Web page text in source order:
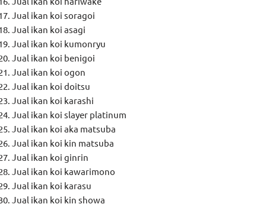
Jual ikan koi soragoi
Jual ikan koi asagi
Jual ikan koi kumonryu
Jual ikan koi benigoi
Jual ikan koi ogon
Jual ikan koi doitsu
Jual ikan koi karashi
Jual ikan koi slayer platinum
Jual ikan koi aka matsuba
Jual ikan koi kin matsuba
Jual ikan koi ginrin
Jual ikan koi kawarimono
Jual ikan koi karasu
Jual ikan koi kin showa